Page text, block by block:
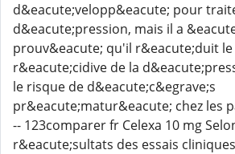
d&eacute;velopp&eacute; pour
d&eacute;pression, mais il a
prouv&eacute; qu'il r&eacute;duit
r&eacute;cidive de la
le risque de d&eacute;c&egrave;s
pr&eacute;matur&eacute; chez les
-- 123comparer fr Celexa 10 mg
r&eacute;sultats des essais